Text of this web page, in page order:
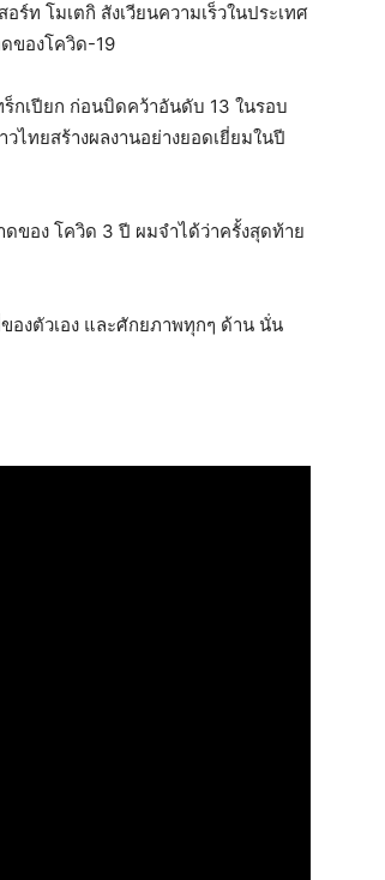
ท โมเตกิ สังเวียนความเร็วในประเทศ
ของโควิด-19
กเปียก ก่อนบิดคว้าอันดับ 13 ในรอบ
ทยสร้างผลงานอย่างยอดเยี่ยมในปี
ของ โควิด 3 ปี ผมจำได้ว่าครั้งสุดท้าย
องตัวเอง และศักยภาพทุกๆ ด้าน นั่น